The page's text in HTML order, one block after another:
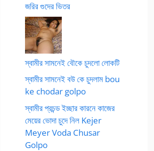
জরির গুদের ভিতর
স্বামীর সামনেই বৌকে চুদলো লোকটি
স্বামীর সামনেই বউ কে চুদলাম bou
ke chodar golpo
স্বামীর প্রচন্ড ইচ্ছার কারনে কাজের
মেয়ের ভোদা চুদে নিল Kejer
Meyer Voda Chusar
Golpo